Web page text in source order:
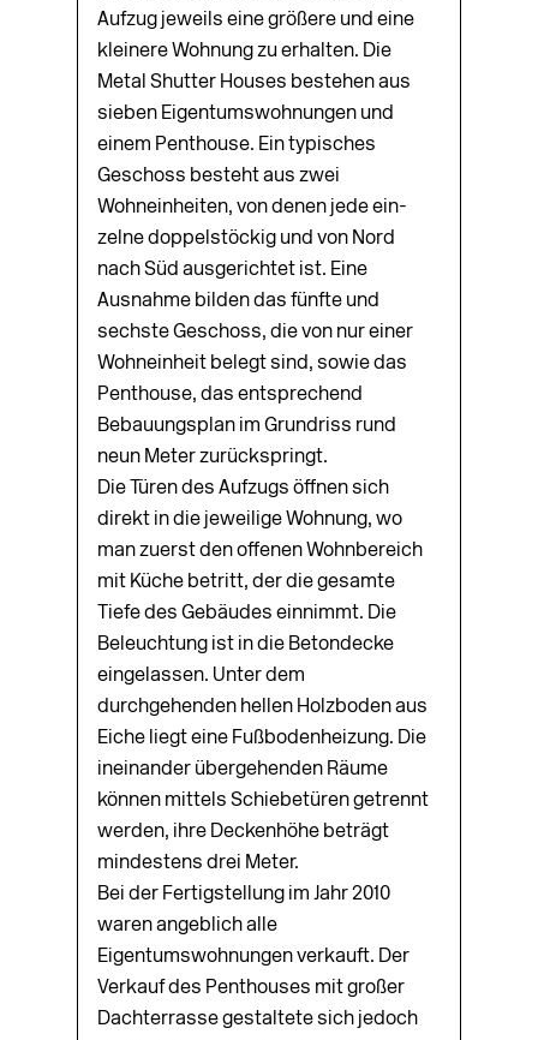
Aufzug jeweils eine größere und eine
kleinere Wohnung zu erhalten. Die
Metal Shutter Houses bestehen aus
sieben Eigentumswohnungen und
einem Penthouse. Ein typisches
Geschoss besteht aus zwei
Wohneinheiten, von denen jede ein­
zelne doppelstöckig und von Nord
nach Süd ausgerichtet ist. Eine
Ausnahme bilden das fünfte und
sechste Geschoss, die von nur einer
Wohneinheit belegt sind, sowie das
Penthouse, das entsprechend
Bebauungsplan im Grundriss rund
neun Meter zurückspringt.
Die Türen des Aufzugs öffnen sich
direkt in die jeweilige Wohnung, wo
man zuerst den offenen Wohnbereich
mit Kü­che betritt, der die gesamte
Tiefe des Gebäudes einnimmt. Die
Beleuchtung ist in die Betondecke
eingelassen. Unter dem
durchgehenden hellen Holzboden aus
Eiche liegt eine Fußbodenheizung. Die
ineinander übergehenden Räume
können mittels Schiebetüren getrennt
werden, ihre Deckenhöhe beträgt
mindestens drei Meter.
Bei der Fertigstellung im Jahr 2010
waren angeblich alle
Eigentumswohnungen verkauft. Der
Verkauf des Penthouses mit großer
Dachterrasse gestaltete sich jedoch